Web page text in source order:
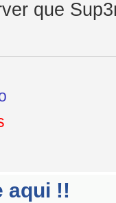
que
aqui !!